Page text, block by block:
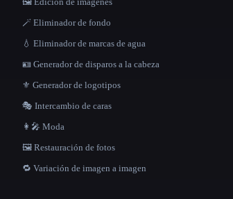
🪄 Eliminador de fondo
💧 Eliminador de marcas de agua
🪪 Generador de disparos a la cabeza
⚜️ Generador de logotipos
🎭 Intercambio de caras
👩‍🎤 Moda
🖼️ Restauración de fotos
🔁 Variación de imagen a imagen